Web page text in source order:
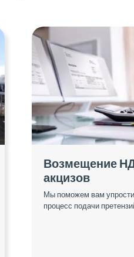
Возмещение
акцизов
Мы поможем вам
процесс подачи